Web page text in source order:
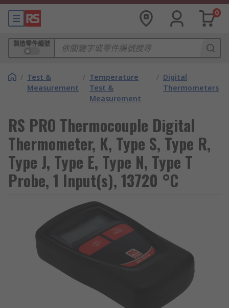
0
製造零件編號
/ Test &
Measurement
/ Temperature
Test &
Measurement
/ Digital
Thermometers
RS PRO Thermocouple Digital
Thermometer, K, Type S, Type R,
Type J, Type E, Type N, Type T
Probe, 1 Input(s), 13720 °C